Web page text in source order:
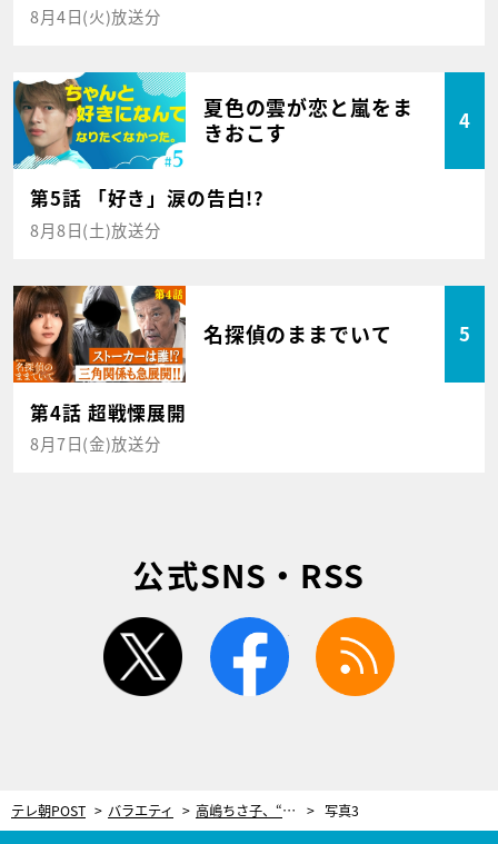
8月4日(火)放送分
夏色の雲が恋と嵐をま
きおこす
4
第5話 「好き」涙の告白!?
8月8日(土)放送分
名探偵のままでいて 5
第4話 超戦慄展開
8月7日(金)放送分
公式SNS・RSS
twitter facebook
テレ朝POST バラエティ 高嶋ちさ子、“メモ魔”だった亡き母。生前手帳につけていた子どもたちの記録に一同驚愕 写真3